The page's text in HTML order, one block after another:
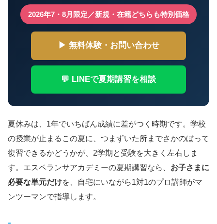
2026年7・8月限定／新規・在籍どちらも特別価格
▶ 無料体験・お問い合わせ
💬 LINEで夏期講習を相談
夏休みは、1年でいちばん成績に差がつく時期です。学校
の授業が止まるこの夏に、つまずいた所までさかのぼって
復習できるかどうかが、2学期と受験を大きく左右しま
す。エスペランサアカデミーの夏期講習なら、 お子さまに
必要な単元だけを、自宅にいながら1対1のプロ講師がマ
ンツーマンで指導します。